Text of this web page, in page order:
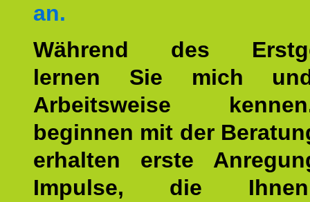
an.
Während des
lernen Sie mich
Arbeitsweise
beginnen mit der
erhalten erste
Impulse, die